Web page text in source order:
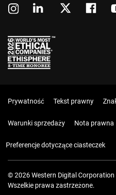
Prywatność Tekst prawny
Warunki sprzedaży Nota prawna
Preferencje dotyczące ciasteczek
© 2026 Western Digital
Wszelkie prawa zastrzeżone.